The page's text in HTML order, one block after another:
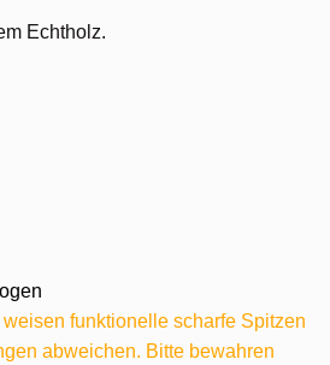
Echtholz.
funktionelle scharfe Spitzen
abweichen. Bitte bewahren